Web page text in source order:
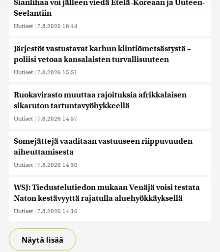
jaamme sosiaalisen median, mainosalan ja analytiikka-
alan kumppaneillemme tietoja siitä, miten käytät
sivustoamme. Kumppanimme voivat yhdistää näitä
kerätty, kun olet käyttänyt heidän palvelujaan. Tietoja
saatetaan myös siirtää ulkomaille.
Sianlihaa voi jälleen viedä Etelä-Koreaan ja Uuteen-
Seelantiin
Uutiset | 7.8.2026 16:44
Järjestöt vastustavat karhun kiintiömetsästystä –
poliisi vetoaa kansalaisten turvallisuuteen
Uutiset | 7.8.2026 15:51
Ruokavirasto muuttaa rajoituksia afrikkalaisen
sikaruton tartuntavyöhykkeellä
Uutiset | 7.8.2026 14:57
Somejättejä vaaditaan vastuuseen riippuvuuden
aiheuttamisesta
Uutiset | 7.8.2026 14:30
WSJ: Tiedustelutiedon mukaan Venäjä voisi testata
Naton kestävyyttä rajatulla aluehyökkäyksellä
Uutiset | 7.8.2026 14:16
Näytä lisää